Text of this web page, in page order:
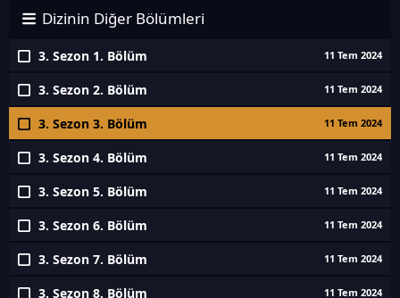
Dizinin Diğer Bölümleri
3. Sezon 1. Bölüm 11 Tem 2024
3. Sezon 2. Bölüm 11 Tem 2024
3. Sezon 3. Bölüm 11 Tem 2024
3. Sezon 4. Bölüm 11 Tem 2024
3. Sezon 5. Bölüm 11 Tem 2024
3. Sezon 6. Bölüm 11 Tem 2024
3. Sezon 7. Bölüm 11 Tem 2024
3. Sezon 8. Bölüm 11 Tem 2024